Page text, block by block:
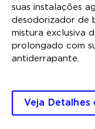
suas instalações
desodorizador de
mistura exclusiva
prolongado com
antiderrapante.
Veja